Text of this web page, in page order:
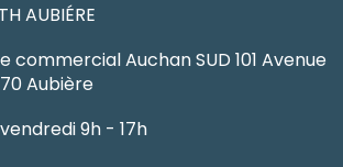
AUBIÉRE
commercial Auchan SUD 101 Avenue
Aubière
9h - 17h